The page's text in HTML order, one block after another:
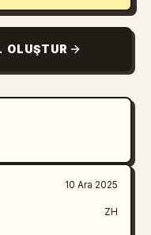
OLUŞTUR
10 Ara 2025
ZH